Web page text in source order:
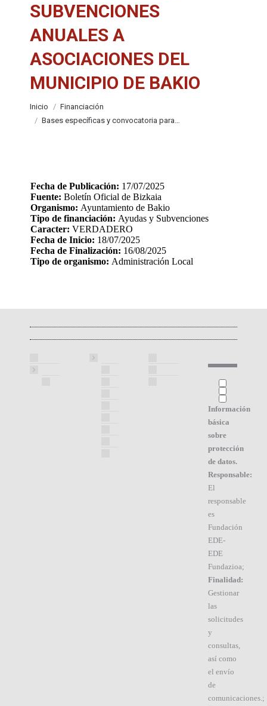
SUBVENCIONES
ANUALES A
ASOCIACIONES DEL
MUNICIPIO DE BAKIO
Inicio
Financiación
Bases específicas y convocatoria para…
Fecha de Publicación: 17/07/2025
Fuente: Boletín Oficial de Bizkaia
Organismo: Ayuntamiento de Bakio
Tipo de financiación: Ayudas y Subvenciones
Caracter: VERDADERO
Fecha de Inicio: 18/07/2025
Fecha de Finalización: 16/08/2025
Tipo de organismo: Administración Local
Información
básica
sobre
protección
de datos.
Responsable:
El
responsable
es
Fundación
EDE-
EDE
Fundazioa;
Finalidad:
Gestionar
las
solicitudes
y
consultas,
así como
el envío
de
comunicaciones.;